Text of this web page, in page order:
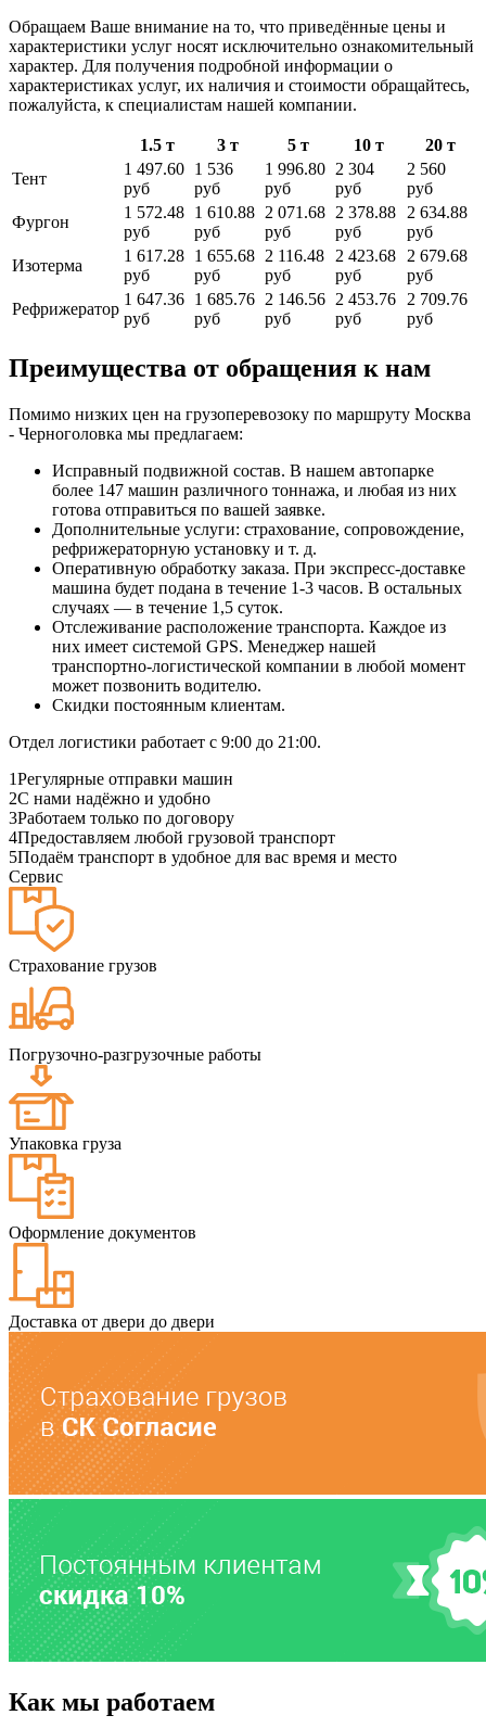
Обращаем Ваше внимание на то, что приведённые цены и
характеристики услуг носят исключительно ознакомительный
характер. Для получения подробной информации о
характеристиках услуг, их наличия и стоимости обращайтесь,
пожалуйста, к специалистам нашей компании.
1.5 т 3 т 5 т 10 т
20 т
Тент
1 497.60
руб
1 536
руб
1 996.80
руб
2 304
руб
2 560
руб
Фургон
1 572.48
руб
1 610.88
руб
2 071.68
руб
2 378.88
руб
2 634.88
руб
Изотерма
1 617.28
руб
1 655.68
руб
2 116.48
руб
2 423.68
руб
2 679.68
руб
Рефрижератор
1 647.36
руб
1 685.76
руб
2 146.56
руб
2 453.76
руб
2 709.76
руб
Преимущества от обращения к нам
Помимо низких цен на грузоперевозоку по маршруту Москва
- Черноголовка мы предлагаем:
Исправный подвижной состав. В нашем автопарке
более 147 машин различного тоннажа, и любая из них
готова отправиться по вашей заявке.
Дополнительные услуги: страхование, сопровождение,
рефрижераторную установку и т. д.
Оперативную обработку заказа. При экспресс-доставке
машина будет подана в течение 1-3 часов. В остальных
случаях — в течение 1,5 суток.
Отслеживание расположение транспорта. Каждое из
них имеет системой GPS. Менеджер нашей
транспортно-логистической компании в любой момент
может позвонить водителю.
Скидки постоянным клиентам.
Отдел логистики работает с 9:00 до 21:00.
1Регулярные отправки машин
2С нами надёжно и удобно
3Работаем только по договору
4Предоставляем любой грузовой транспорт
5Подаём транспорт в удобное для вас время и место
Сервис
Страхование грузов
Погрузочно-разгрузочные работы
Упаковка груза
Оформление документов
Доставка от двери до двери
Как мы работаем